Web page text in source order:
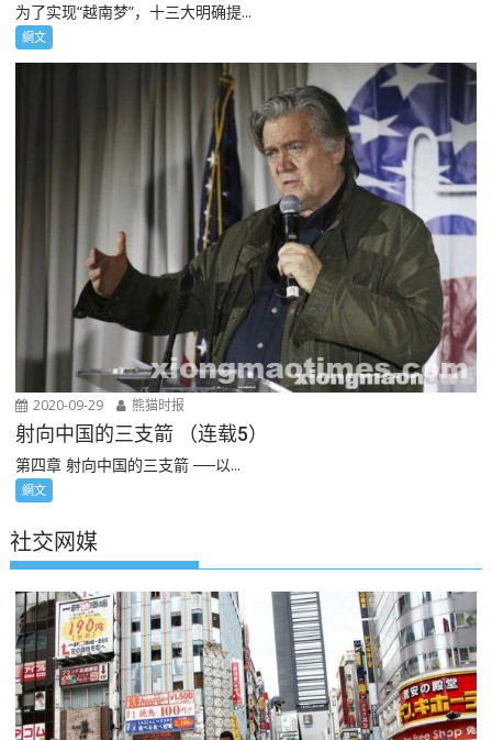
为了实现“越南梦”，十三大明确提...
網文
2020-09-29 熊猫时报
射向中国的三支箭 （连载5）
第四章 射向中国的三支箭 ──以...
網文
社交网媒